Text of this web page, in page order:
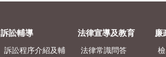
訴訟輔導
訴訟程序介紹及輔
法律宣導及教育
法律常識問答
廉